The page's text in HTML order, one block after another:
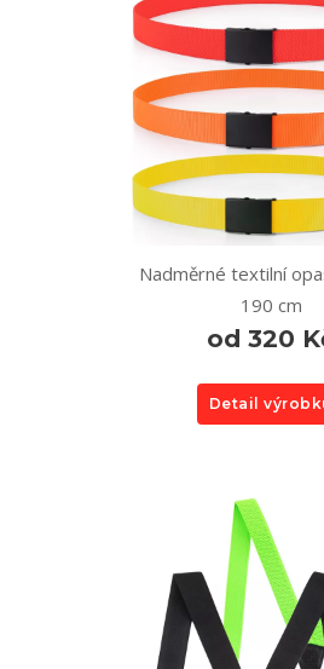
Nadměrné textilní
190 cm
od 320
Detail